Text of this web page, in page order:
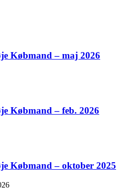
Købmand – maj 2026
Købmand – feb. 2026
Købmand – oktober 2025